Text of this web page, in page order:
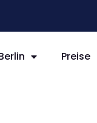
Preise